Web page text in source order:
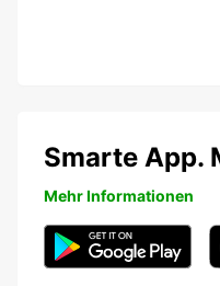
Smarte App.
Mehr Informationen